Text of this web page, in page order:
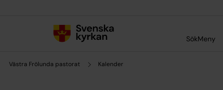
SökMeny
Västra Frölunda pastorat Kalender